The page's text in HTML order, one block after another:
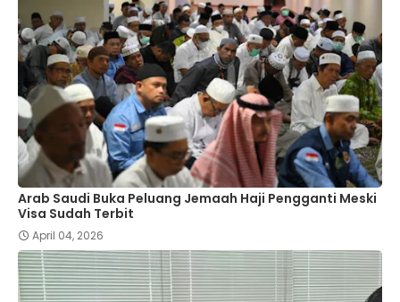
Arab Saudi Buka Peluang Jemaah Haji Pengganti Meski
Visa Sudah Terbit
April 04, 2026